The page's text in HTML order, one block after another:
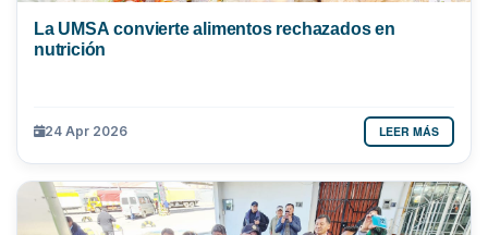
La UMSA convierte alimentos rechazados en
nutrición
24 Apr 2026 LEER MÁS